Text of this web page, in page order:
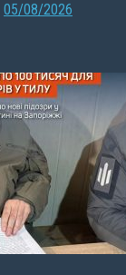
05/08/2026